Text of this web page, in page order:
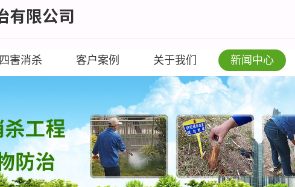
四害消杀 客户案例 关于我们 新闻中心